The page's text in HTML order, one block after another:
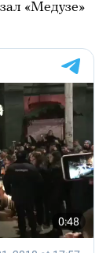
«Медузе»